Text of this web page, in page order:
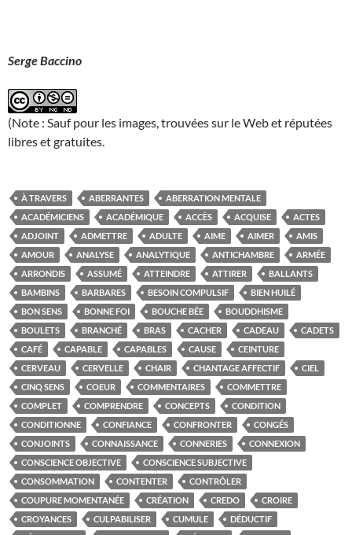
Serge Baccino
(Note : Sauf pour les images, trouvées sur le Web et réputées
libres et gratuites.
À TRAVERS ABERRANTES
ABERRATION MENTALE
ACADÉMICIENS
ACADÉMIQUE ACCÈS ACQUISE
ACTES
ADJOINT
ADMETTRE ADULTE AIME AIMER
AMIS
AMOUR
ANALYSE ANALYTIQUE ANTICHAMBRE
ARMÉE
ARRONDIS
ASSUMÉ ATTEINDRE ATTIRER
BALLANTS
BAMBINS
BARBARES BESOIN COMPULSIF
BIEN HUILÉ
BON SENS
BONNE FOI BOUCHE BÉE
BOUDDHISME
BOULETS
BRANCHÉ BRAS CACHER CADEAU
CADETS
CAFÉ
CAPABLE CAPABLES CAUSE
CEINTURE
CERVEAU
CERVELLE CHAIR CHANTAGE AFFECTIF
CIEL
CINQ SENS
COEUR COMMENTAIRES
COMMETTRE
COMPLET
COMPRENDRE CONCEPTS
CONDITION
CONDITIONNE
CONFIANCE CONFRONTER
CONGÉS
CONJOINTS
CONNAISSANCE CONNERIES
CONNEXION
CONSCIENCE OBJECTIVE
CONSCIENCE SUBJECTIVE
CONSOMMATION
CONTENTER
CONTRÔLER
COUPURE MOMENTANÉE
CRÉATION CREDO
CROIRE
CROYANCES
CULPABILISER CUMULE
DÉDUCTIF